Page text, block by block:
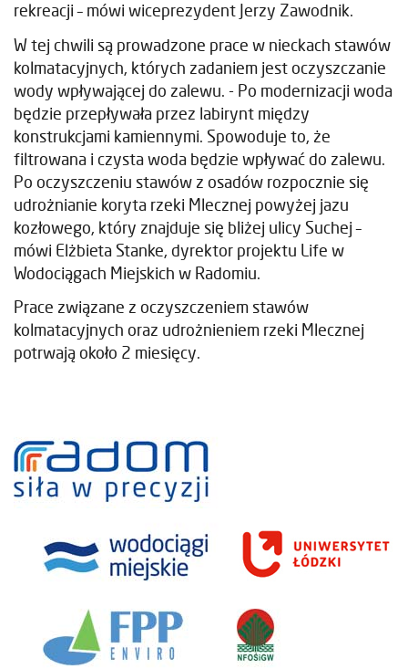
rekreacji – mówi wiceprezydent Jerzy Zawodnik.
W tej chwili są prowadzone prace w nieckach stawów
kolmatacyjnych, których zadaniem jest oczyszczanie
wody wpływającej do zalewu. - Po modernizacji woda
będzie przepływała przez labirynt między
konstrukcjami kamiennymi. Spowoduje to, że
filtrowana i czysta woda będzie wpływać do zalewu.
Po oczyszczeniu stawów z osadów rozpocznie się
udrożnianie koryta rzeki Mlecznej powyżej jazu
kozłowego, który znajduje się bliżej ulicy Suchej –
mówi Elżbieta Stanke, dyrektor projektu Life w
Wodociągach Miejskich w Radomiu.
Prace związane z oczyszczeniem stawów
kolmatacyjnych oraz udrożnieniem rzeki Mlecznej
potrwają około 2 miesięcy.